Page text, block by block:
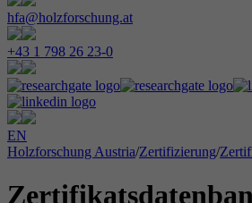
hfa@holzforschung.at
+43 1 798 26 23-0
EN
Holzforschung Austria/Zertifizierung/